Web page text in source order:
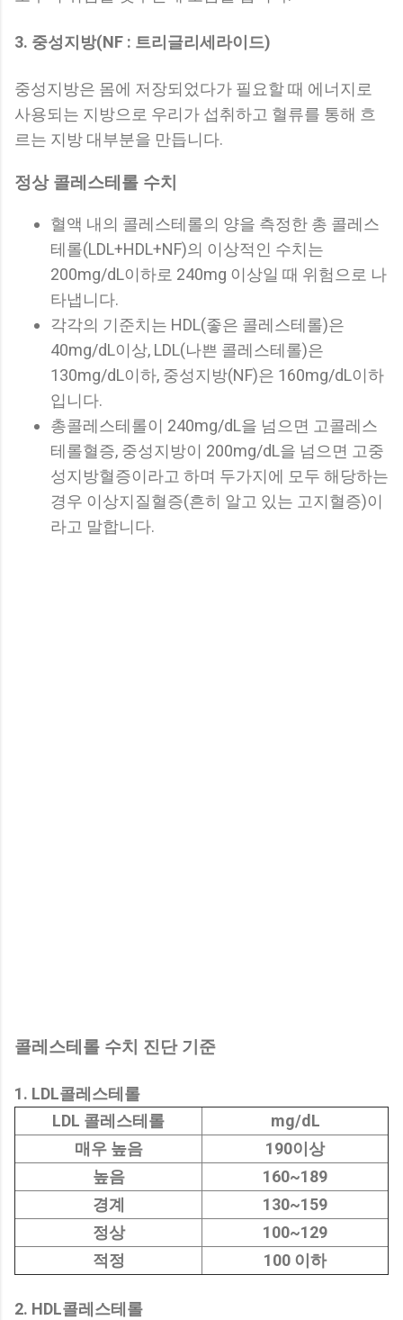
3. 중성지방(NF : 트리글리세라이드)
중성지방은 몸에 저장되었다가 필요할 때 에너지로
사용되는 지방으로 우리가 섭취하고 혈류를 통해 흐
르는 지방 대부분을 만듭니다.
정상 콜레스테롤 수치
혈액 내의 콜레스테롤의 양을 측정한 총 콜레스
테롤(LDL+HDL+NF)의 이상적인 수치는
200mg/dL이하로 240mg 이상일 때 위험으로 나
타냅니다.
각각의 기준치는 HDL(좋은 콜레스테롤)은
40mg/dL이상, LDL(나쁜 콜레스테롤)은
130mg/dL이하, 중성지방(NF)은 160mg/dL이하
입니다.
총콜레스테롤이 240mg/dL을 넘으면 고콜레스
테롤혈증, 중성지방이 200mg/dL을 넘으면 고중
성지방혈증이라고 하며 두가지에 모두 해당하는
경우 이상지질혈증(흔히 알고 있는 고지혈증)이
라고 말합니다.
콜레스테롤 수치 진단 기준
1. LDL콜레스테롤
LDL 콜레스테롤
mg/dL
매우 높음
190이상
높음
160~189
경계
130~159
정상
100~129
적정
100 이하
2. HDL콜레스테롤